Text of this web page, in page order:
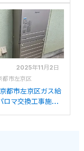
からパロマ
への交換
2025年11月2日
都市左京区
都市左京区ガス給
ロマ交換工事施工